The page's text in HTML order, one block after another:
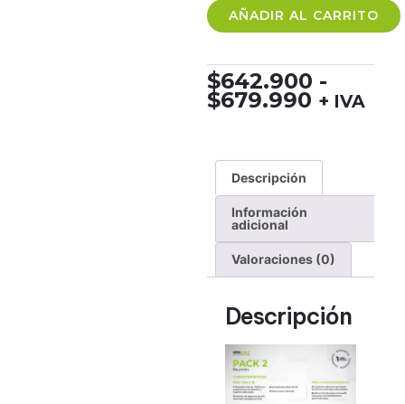
AÑADIR AL CARRITO
$642.900 -
$679.990 + IVA
Descripción
Información
adicional
Valoraciones (0)
Descripción